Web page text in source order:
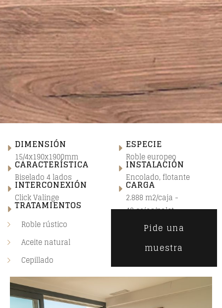
DIMENSIÓN
15/4x190x1900mm
CARACTERÍSTICA
Biselado 4 lados
INTERCONEXIÓN
Click Valinge
TRATAMIENTOS
Roble rústico
Aceite natural
Cepillado
ESPECIE
Roble europeo
INSTALACIÓN
Encolado, flotante
CARGA
2.888 m2/caja -
40 cajas/palet
Pide una
muestra